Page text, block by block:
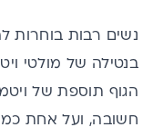
נשים רבות בוחרות
בנטילה של מולטי
הגוף תוספת של
חשובה, ועל אחת